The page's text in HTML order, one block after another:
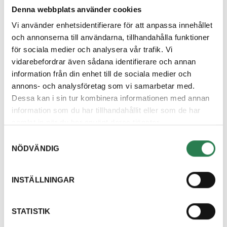
Denna webbplats använder cookies
Vi använder enhetsidentifierare för att anpassa innehållet
och annonserna till användarna, tillhandahålla funktioner
för sociala medier och analysera vår trafik. Vi
vidarebefordrar även sådana identifierare och annan
information från din enhet till de sociala medier och
annons- och analysföretag som vi samarbetar med.
Dessa kan i sin tur kombinera informationen med annan
information som du har tillhandahållit eller som de har
NÖDVÄNDIG
INSTÄLLNINGAR
STATISTIK
De digitala nycklarna går endast till avfallsutrymmet
och fungerar bara under den begränsade tiden av
ett arbetspass och är obrukbara under övrig tid.
Godkännande av installationen
Berörda fastighetsägare kommer få ett brev med
information om digital nyckelhantering. Inget svar
ställa ut dina kärl på tömningsdagen för att undvika
att bli debiterad en avgift enligt avfallstaxan kapitel
C.2 ”Manuell hantering”. Då behöver vi få information
om detta, vänligen kontakta vårt kundcenter.